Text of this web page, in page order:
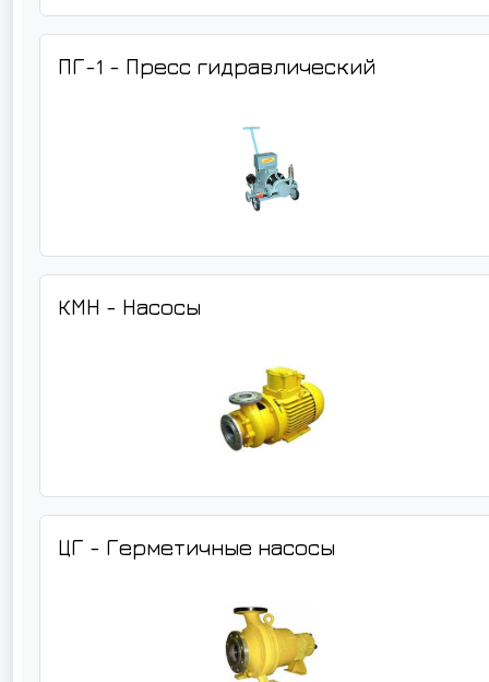
ПГ-1 - Пресс гидравлический
КМН - Насосы
ЦГ - Герметичные насосы